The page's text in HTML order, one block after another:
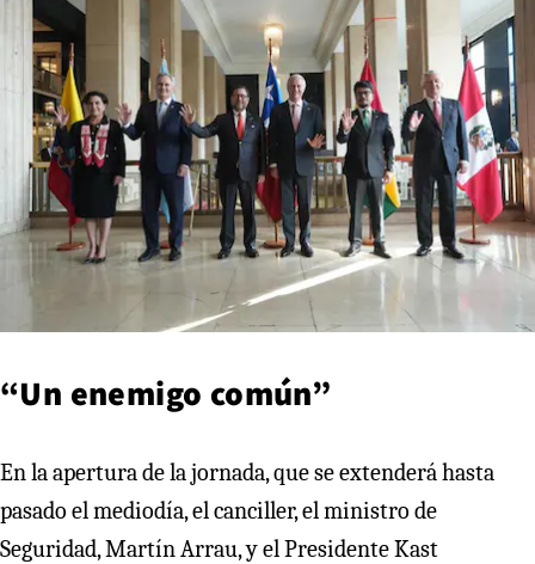
“Un enemigo común”
En la apertura de la jornada, que se extenderá hasta
pasado el mediodía, el canciller, el ministro de
Seguridad, Martín Arrau, y el Presidente Kast